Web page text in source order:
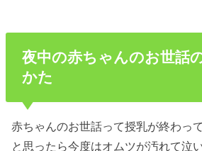
夜中の赤ちゃんのお世話
かた
赤ちゃんのお世話って授乳が終わっ
と思ったら今度はオムツが汚れて泣